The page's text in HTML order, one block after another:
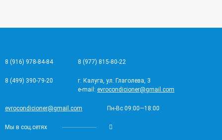
8 (916) 978-84-84 8 (977) 815-80-22
8 (499) 390-79-20
г. Калуга, ул. Глаголева, 3
e-mail: evrocondicioner@gmail.com
evrocondicioner@gmail.com Пн-Вс 09:00—18:00
Мы в соц.сетях